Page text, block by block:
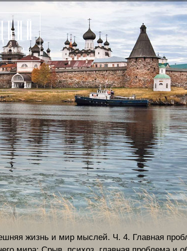
жизнь и мир мыслей. Ч. 4. Главная